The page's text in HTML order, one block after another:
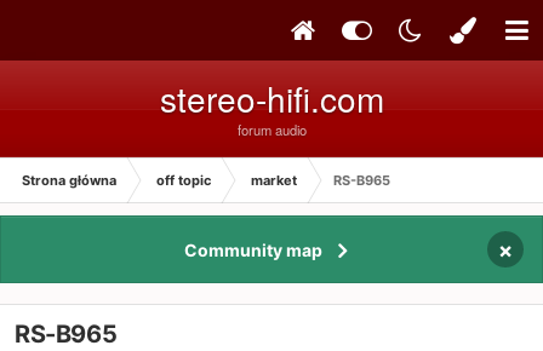
stereo-hifi.com
forum audio
Strona główna off topic market RS-B965
Community map ×
RS-B965